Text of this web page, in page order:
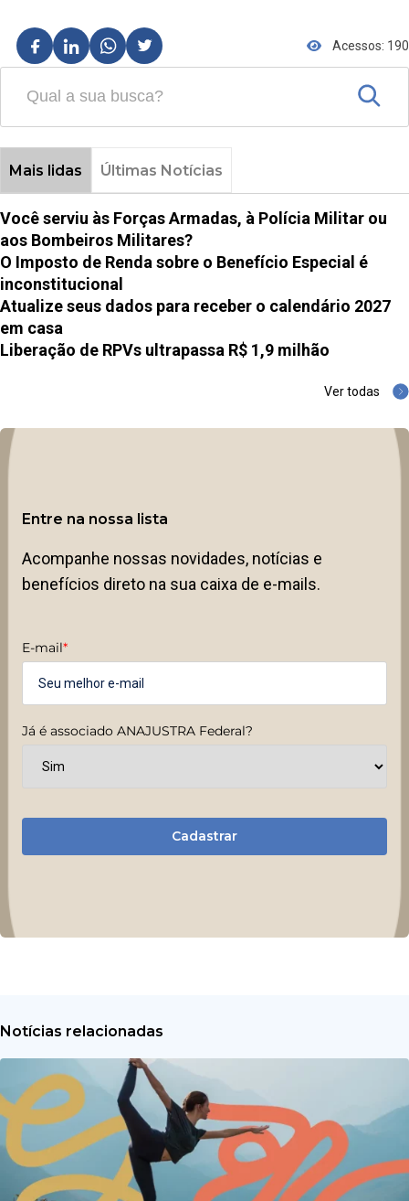
Acessos: 190
Mais lidas Últimas Notícias
Você serviu às Forças Armadas, à Polícia Militar ou
aos Bombeiros Militares?
O Imposto de Renda sobre o Benefício Especial é
inconstitucional
Atualize seus dados para receber o calendário 2027
em casa
Liberação de RPVs ultrapassa R$ 1,9 milhão
Ver todas
Entre na nossa lista
Acompanhe nossas novidades, notícias e
benefícios direto na sua caixa de e-mails.
E-mail*
Já é associado ANAJUSTRA Federal?
Cadastrar
Notícias relacionadas